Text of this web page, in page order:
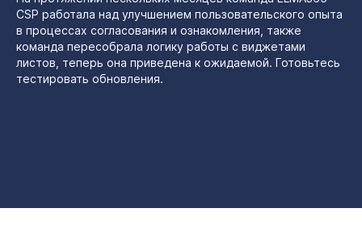
CSP работала над улучшением пользовательского опыта
в процессах согласования и ознакомления, также
команда пересобрала логику работы с виджетами
листов, теперь она приведена к ожидаемой. Готовьтесь
тестировать обновления.